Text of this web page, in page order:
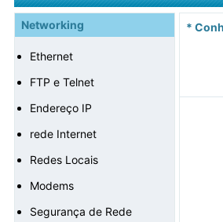
Networking
Ethernet
FTP e Telnet
Endereço IP
rede Internet
Redes Locais
Modems
Segurança de Rede
*